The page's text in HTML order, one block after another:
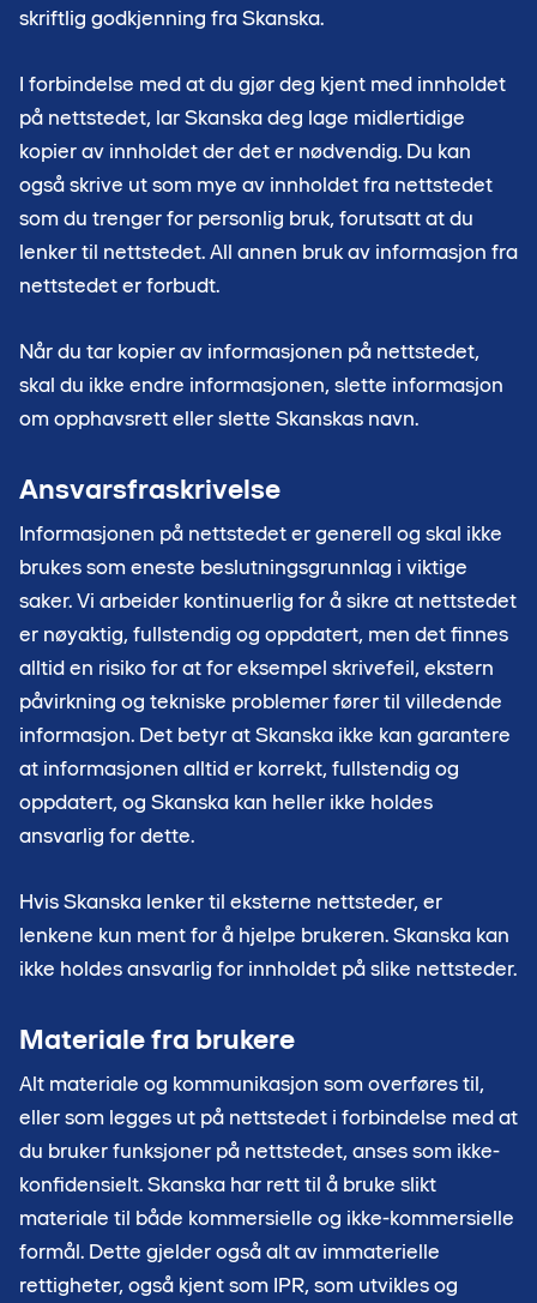
skriftlig godkjenning fra Skanska.
I forbindelse med at du gjør deg kjent med innholdet
på nettstedet, lar Skanska deg lage midlertidige
kopier av innholdet der det er nødvendig. Du kan
også skrive ut som mye av innholdet fra nettstedet
som du trenger for personlig bruk, forutsatt at du
lenker til nettstedet. All annen bruk av informasjon fra
nettstedet er forbudt.
Når du tar kopier av informasjonen på nettstedet,
skal du ikke endre informasjonen, slette informasjon
om opphavsrett eller slette Skanskas navn.
Ansvarsfraskrivelse
Informasjonen på nettstedet er generell og skal ikke
brukes som eneste beslutningsgrunnlag i viktige
saker. Vi arbeider kontinuerlig for å sikre at nettstedet
er nøyaktig, fullstendig og oppdatert, men det finnes
alltid en risiko for at for eksempel skrivefeil, ekstern
påvirkning og tekniske problemer fører til villedende
informasjon. Det betyr at Skanska ikke kan garantere
at informasjonen alltid er korrekt, fullstendig og
oppdatert, og Skanska kan heller ikke holdes
ansvarlig for dette.
Hvis Skanska lenker til eksterne nettsteder, er
lenkene kun ment for å hjelpe brukeren. Skanska kan
ikke holdes ansvarlig for innholdet på slike nettsteder.
Materiale fra brukere
Alt materiale og kommunikasjon som overføres til,
eller som legges ut på nettstedet i forbindelse med at
du bruker funksjoner på nettstedet, anses som ikke-
konfidensielt. Skanska har rett til å bruke slikt
materiale til både kommersielle og ikke-kommersielle
formål. Dette gjelder også alt av immaterielle
rettigheter, også kjent som IPR, som utvikles og